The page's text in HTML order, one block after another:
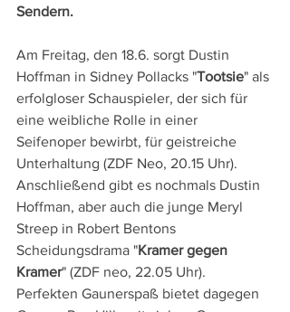
Sendern.
Am Freitag, den 18.6. sorgt Dustin
Hoffman in Sidney Pollacks "Tootsie" als
erfolgloser Schauspieler, der sich für
eine weibliche Rolle in einer
Seifenoper bewirbt, für geistreiche
Unterhaltung (ZDF Neo, 20.15 Uhr).
Anschließend gibt es nochmals Dustin
Hoffman, aber auch die junge Meryl
Streep in Robert Bentons
Scheidungsdrama "Kramer gegen
Kramer" (ZDF neo, 22.05 Uhr).
Perfekten Gaunerspaß bietet dagegen